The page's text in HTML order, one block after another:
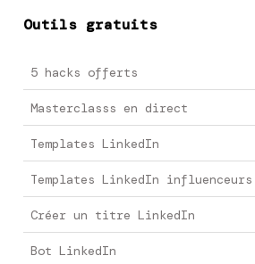
Outils gratuits
5 hacks offerts
Masterclasss en direct
Templates LinkedIn
Templates LinkedIn influenceurs
Créer un titre LinkedIn
Bot LinkedIn